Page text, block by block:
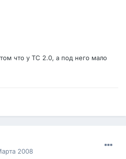
что у ТС 2.0, а под него мало
2008